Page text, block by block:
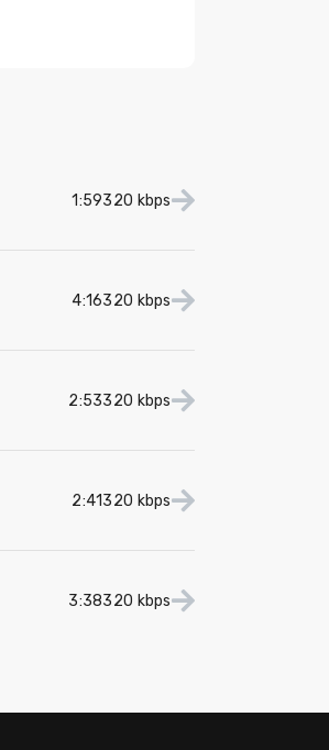
1:59320 kbps
4:16320 kbps
2:53320 kbps
2:41320 kbps
3:38320 kbps